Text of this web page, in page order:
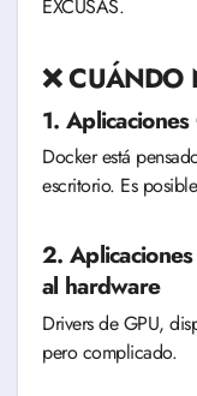
EXCUSAS.
❌
1.
Docker está
escritorio. Es
2.
al hardware
Drivers de GPU,
pero complicado.